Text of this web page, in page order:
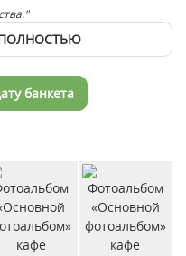
ПОЛНОСТЬЮ
банкета